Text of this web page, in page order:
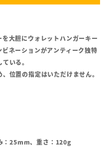
大胆にウォレットハンガーキー
ネーションがアンティーク独特
いる。
位置の指定はいただけません。
：25mm、重さ：120g